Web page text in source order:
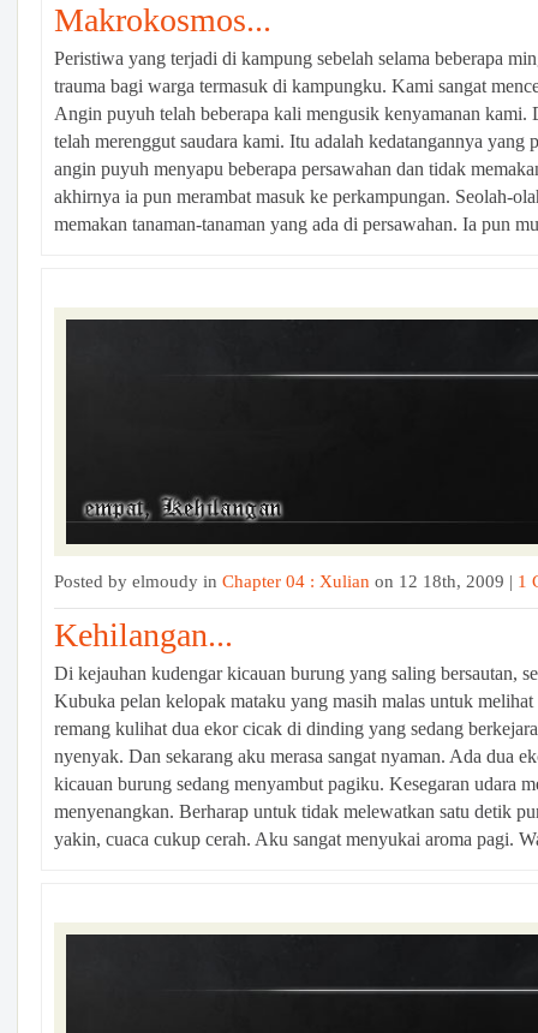
Makrokosmos...
Peristiwa yang terjadi di kampung sebelah selama beberapa
trauma bagi warga termasuk di kampungku. Kami sangat
Angin puyuh telah beberapa kali mengusik kenyamanan kami.
telah merenggut saudara kami. Itu adalah kedatangannya yang
angin puyuh menyapu beberapa persawahan dan tidak
akhirnya ia pun merambat masuk ke perkampungan. Seolah-
memakan tanaman-tanaman yang ada di persawahan. Ia pun
Posted by elmoudy in Chapter 04 : Xulian on 12 18th, 2009 | 1
Kehilangan...
Di kejauhan kudengar kicauan burung yang saling bersautan,
Kubuka pelan kelopak mataku yang masih malas untuk
remang kulihat dua ekor cicak di dinding yang sedang
nyenyak. Dan sekarang aku merasa sangat nyaman. Ada dua
kicauan burung sedang menyambut pagiku. Kesegaran udara
menyenangkan. Berharap untuk tidak melewatkan satu detik
yakin, cuaca cukup cerah. Aku sangat menyukai aroma pagi.